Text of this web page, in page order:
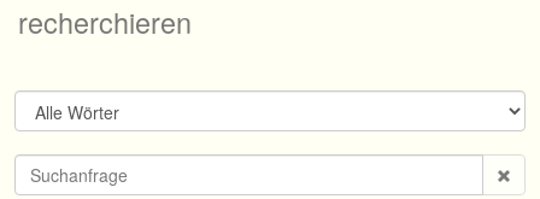
recherchieren